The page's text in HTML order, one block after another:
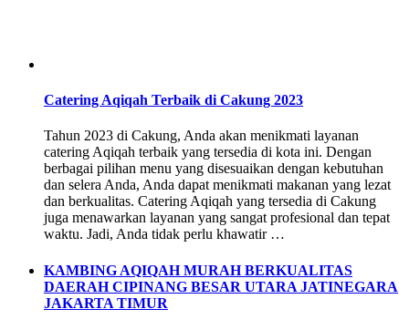
Catering Aqiqah Terbaik di Cakung 2023
Tahun 2023 di Cakung, Anda akan menikmati layanan
catering Aqiqah terbaik yang tersedia di kota ini. Dengan
berbagai pilihan menu yang disesuaikan dengan kebutuhan
dan selera Anda, Anda dapat menikmati makanan yang lezat
dan berkualitas. Catering Aqiqah yang tersedia di Cakung
juga menawarkan layanan yang sangat profesional dan tepat
waktu. Jadi, Anda tidak perlu khawatir …
KAMBING AQIQAH MURAH BERKUALITAS
DAERAH CIPINANG BESAR UTARA JATINEGARA
JAKARTA TIMUR